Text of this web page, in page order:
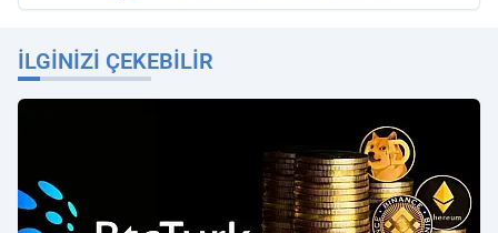
İLGINIZI ÇEKEBILIR